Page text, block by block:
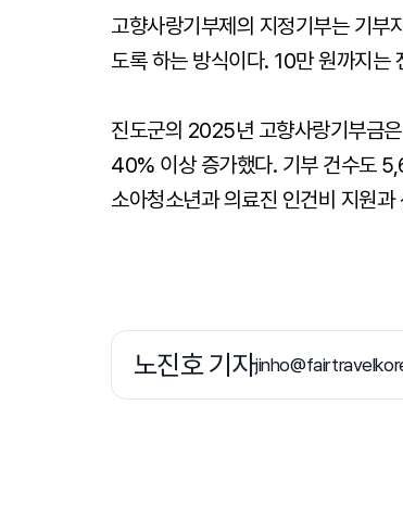
고향사랑기부제의 지정기부는 기부
도록 하는 방식이다. 10만 원까지는
진도군의 2025년 고향사랑기부금
40% 이상 증가했다. 기부 건수도
소아청소년과 의료진 인건비 지원
노진호 기자